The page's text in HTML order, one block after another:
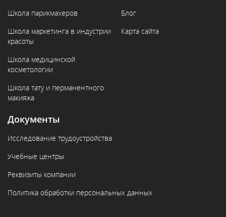
Школа парикмахеров
Школа маркетинга в индустрии
красоты
Школа медицинской
косметологии
Школа тату и перманентного
макияжа
Блог
Карта сайта
Документы
Исследование трудоустройства
Учебные центры
Реквизиты компании
Политика обработки персональных данных